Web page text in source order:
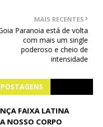
MAIS RECENTES
Paranoia está de volta
com mais um single
poderoso e cheio de
intensidade
FAIXA LATINA
NOSSO CORPO